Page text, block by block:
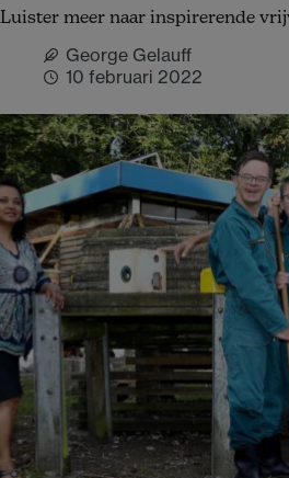
vrijwilligers
Luister meer naar inspirerende
George Gelauff
10 februari 2022